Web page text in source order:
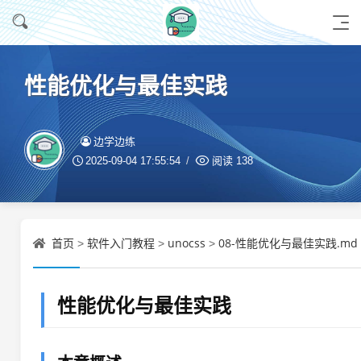
性能优化与最佳实践
边学边练
2025-09-04 17:55:54 阅读 138
首页 > 软件入门教程 > unocss > 08-性能优化与最佳实践.md
性能优化与最佳实践